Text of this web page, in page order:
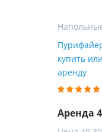
купить
аренду
Аренда